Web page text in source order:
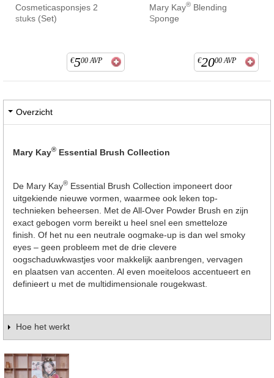
Cosmeticasponsjes 2
stuks (Set)
€500 AVP
Mary Kay® Blending
Sponge
€2000 AVP
Overzicht
Mary Kay® Essential Brush Collection
De Mary Kay® Essential Brush Collection imponeert door
uitgekiende nieuwe vormen, waarmee ook leken top-
technieken beheersen. Met de All-Over Powder Brush en zijn
exact gebogen vorm bereikt u heel snel een smetteloze
finish. Of het nu een neutrale oogmake-up is dan wel smoky
eyes – geen probleem met de drie clevere
oogschaduwkwastjes voor makkelijk aanbrengen, vervagen
en plaatsen van accenten. Al even moeiteloos accentueert en
definieert u met de multidimensionale rougekwast.
Hoe het werkt